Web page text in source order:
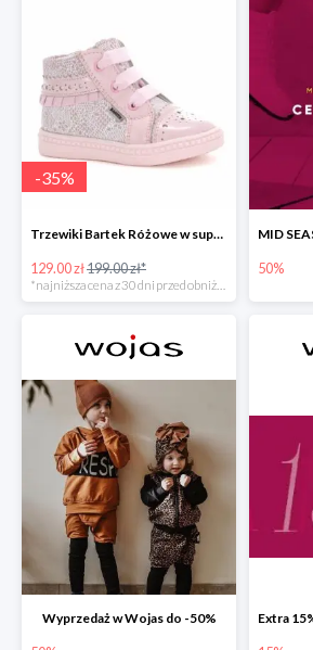
-35%
Trzewiki Bartek Różowe w super cenie
129.00 zł199.00 zł* 50%
Wyprzedaż w Wojas do -50%